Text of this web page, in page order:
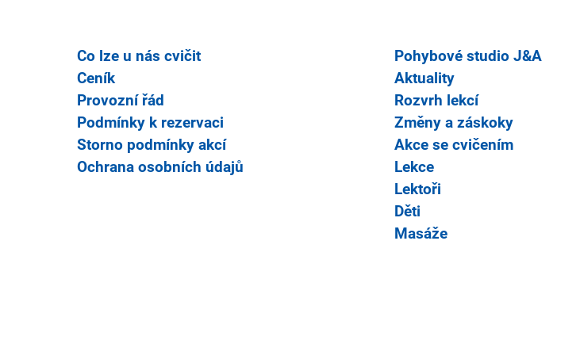
Co lze u nás cvičit
Ceník
Provozní řád
Podmínky k rezervaci
Storno podmínky akcí
Ochrana osobních údajů
Pohybové studio J&A
Aktuality
Rozvrh lekcí
Změny a záskoky
Akce se cvičením
Lekce
Lektoři
Děti
Masáže